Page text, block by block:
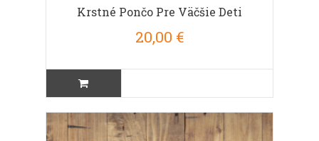
Krstné Pončo Pre Väčšie Deti
20,00 €